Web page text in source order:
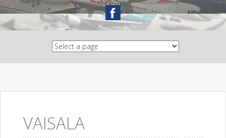
Skip to content
VAISALA